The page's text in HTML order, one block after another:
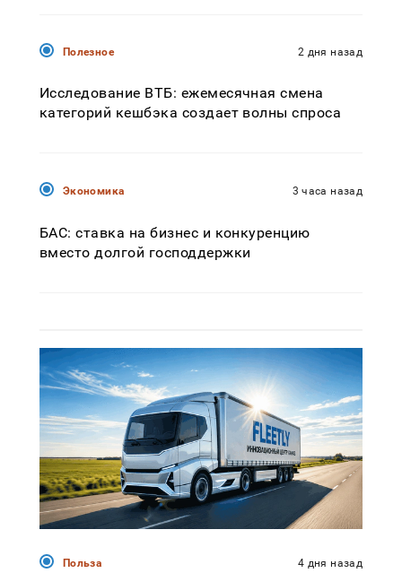
Полезное 2 дня назад
Исследование ВТБ: ежемесячная смена
категорий кешбэка создает волны спроса
Экономика 3 часа назад
БАС: ставка на бизнес и конкуренцию
вместо долгой господдержки
Польза 4 дня назад